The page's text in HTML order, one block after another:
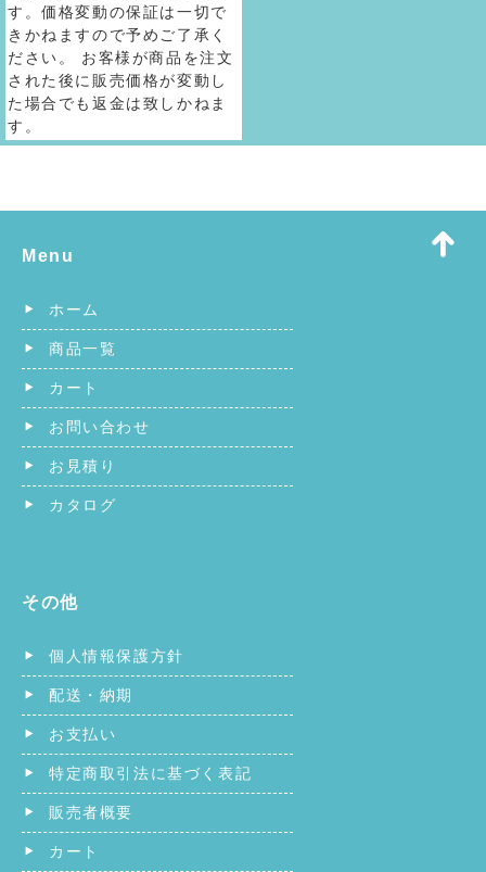
す。価格変動の保証は一切で
きかねますので予めご了承く
ださい。 お客様が商品を注文
された後に販売価格が変動し
た場合でも返金は致しかねま
す。
Menu
ホーム
商品一覧
カート
お問い合わせ
お見積り
カタログ
その他
個人情報保護方針
配送・納期
お支払い
特定商取引法に基づく表記
販売者概要
カート